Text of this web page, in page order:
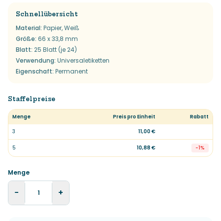
Schnellübersicht
Material: Papier, Weiß
Größe: 66 x 33,8 mm
Blatt: 25 Blatt (je 24)
Verwendung: Universaletiketten
Eigenschaft: Permanent
Staffelpreise
Menge Preis pro Einheit
Rabatt
3
11,00 €
5 10,88 € -1%
Menge
− +